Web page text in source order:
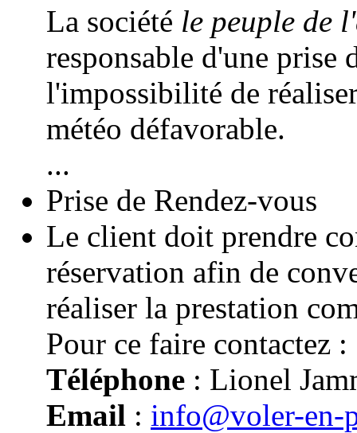
La société le peuple de
responsable d'une prise
l'impossibilité de
météo défavorable.
...
Prise de Rendez-vous
Le client doit prendre
réservation afin de
réaliser la prestation
Pour ce faire contactez :
Téléphone : Lionel
Email : info@voler-en-